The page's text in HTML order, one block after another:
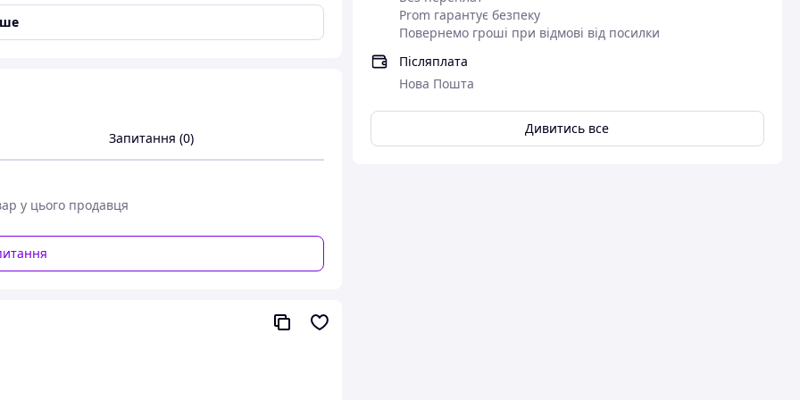
Prom гарантує безпеку
Повернемо гроші при відмові від посилки
Післяплата
Нова Пошта
Дивитись все
мл Samadoyo SAG-08 з кнопкою,
китайського чаю
Запитання (0)
у цього продавця